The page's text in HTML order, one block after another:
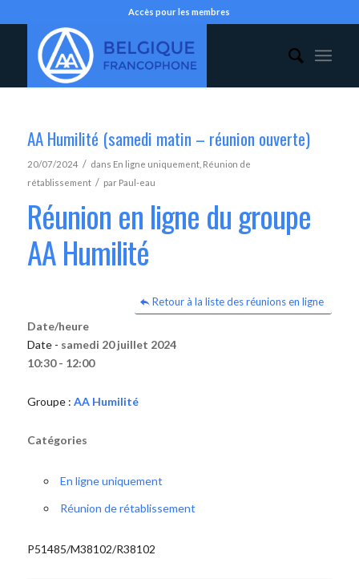
Accès pour les membres
AA Humilité (samedi matin – réunion ouverte)
20/07/2024 / dans En ligne uniquement, Réunion de
rétablissement / par Paul-eau
Réunion en ligne du groupe
AA Humilité
Retour à la liste des réunions en ligne
Date/heure
Date - samedi 20 juillet 2024
10:30 - 12:00
Groupe : AA Humilité
Catégories
En ligne uniquement
Réunion de rétablissement
P51485/M38102/R38102